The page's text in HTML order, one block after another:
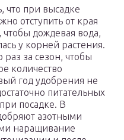
что при высадке
отступить от края
дождевая вода,
у корней растения.
за сезон, чтобы
количество
год удобрения не
питательных
посадке. В
азотными
наращивание